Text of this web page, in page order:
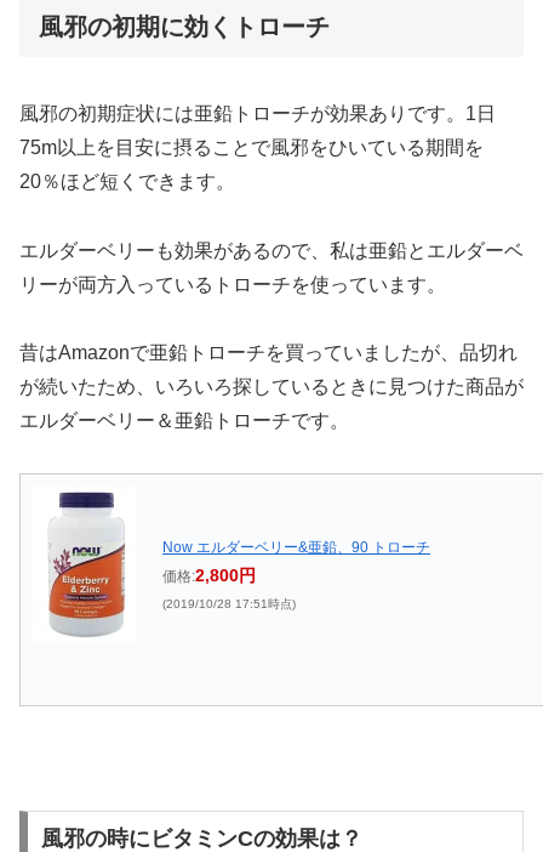
風邪の初期に効くトローチ
風邪の初期症状には亜鉛トローチが効果ありです。1日
75m以上を目安に摂ることで風邪をひいている期間を
20％ほど短くできます。
エルダーベリーも効果があるので、私は亜鉛とエルダーベ
リーが両方入っているトローチを使っています。
昔はAmazonで亜鉛トローチを買っていましたが、品切れ
が続いたため、いろいろ探しているときに見つけた商品が
エルダーベリー＆亜鉛トローチです。
Now エルダーベリー&亜鉛、90 トローチ
価格:2,800円
(2019/10/28 17:51時点)
風邪の時にビタミンCの効果は？